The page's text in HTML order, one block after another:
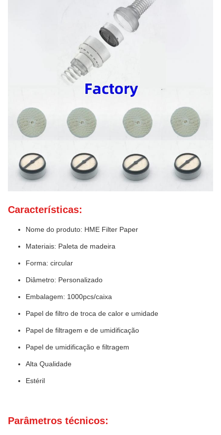
Características:
Nome do produto: HME Filter Paper
Materiais: Paleta de madeira
Forma: circular
Diâmetro: Personalizado
Embalagem: 1000pcs/caixa
Papel de filtro de troca de calor e umidade
Papel de filtragem e de umidificação
Papel de umidificação e filtragem
Alta Qualidade
Estéril
Parâmetros técnicos: